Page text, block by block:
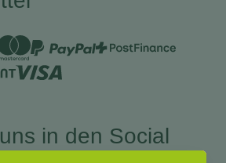
in den Social